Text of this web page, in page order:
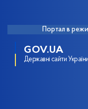
Портал в
GOV.UA
Державні сайти України